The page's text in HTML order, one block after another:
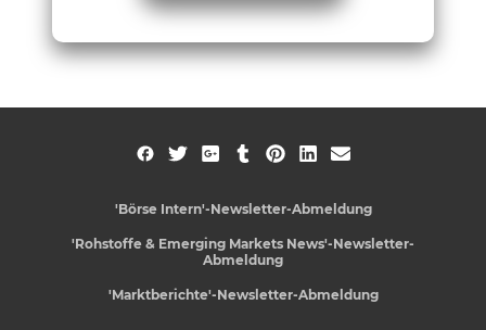
'Börse Intern'-Newsletter-Abmeldung
'Rohstoffe & Emerging Markets News'-Newsletter-
Abmeldung
'Marktberichte'-Newsletter-Abmeldung